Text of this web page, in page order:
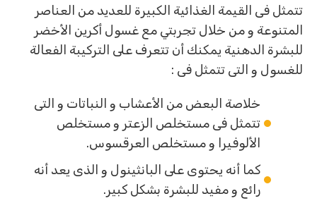
تتمثل فى القيمة الغذائية الكبيرة للعديد من العناصر
المتنوعة و من خلال تجربتي مع غسول أكرين الأخضر
للبشرة الدهنية يمكنك أن تتعرف على التركيبة الفعالة
للغسول و التى تتمثل فى :
خلاصة البعض من الأعشاب و النباتات و التى
تتمثل فى مستخلص الزعتر و مستخلص
الألوفيرا و مستخلص العرقسوس.
كما أنه يحتوى على البانثينول و الذى يعد أنه
رائع و مفيد للبشرة بشكل كبير.